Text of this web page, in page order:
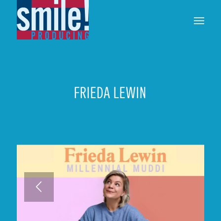
FRIEDA LEWIN